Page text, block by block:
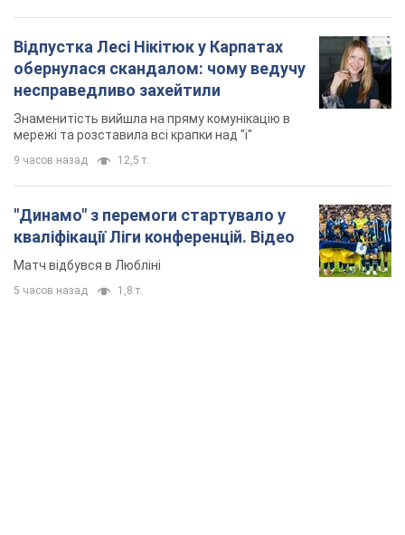
Відпустка Лесі Нікітюк у Карпатах
обернулася скандалом: чому ведучу
несправедливо захейтили
Знаменитість вийшла на пряму комунікацію в
мережі та розставила всі крапки над "і"
9 часов назад 12,5 т.
"Динамо" з перемоги стартувало у
кваліфікації Ліги конференцій. Відео
Матч відбувся в Любліні
5 часов назад 1,8 т.